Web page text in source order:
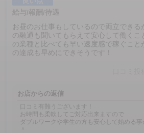
お昼のお仕事もしているので両立できる
の融通も聞いてもらえて安心して働くこ
の業種と比べても早い速度感で稼ぐこと
の達成も早めにできそうです！
お店からの返信
口コミ有難うございます！
お時間も柔軟してご対応出来ますので
ダブルワークや学生の方も安心して始める事